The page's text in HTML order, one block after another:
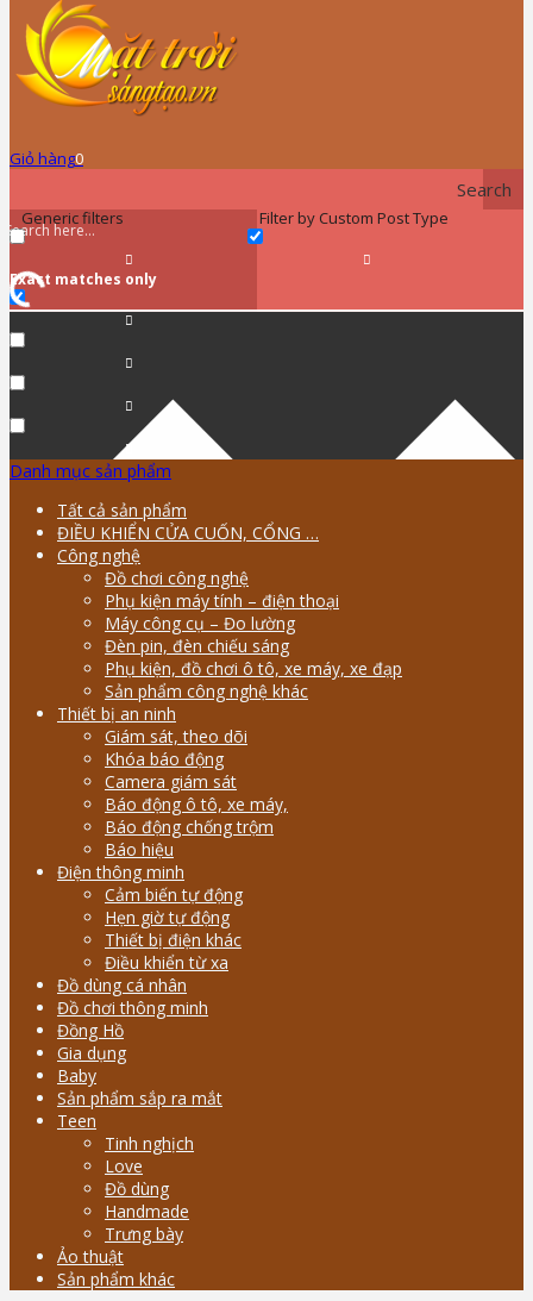
Giỏ hàng0
Search
Generic filters
Exact matches only
Filter by Custom Post Type
Danh mục sản phẩm
Tất cả sản phẩm
ĐIỀU KHIỂN CỬA CUỐN, CỔNG …
Công nghệ
Đồ chơi công nghệ
Phụ kiện máy tính – điện thoại
Máy công cụ – Đo lường
Đèn pin, đèn chiếu sáng
Phụ kiện, đồ chơi ô tô, xe máy, xe đạp
Sản phẩm công nghệ khác
Thiết bị an ninh
Giám sát, theo dõi
Khóa báo động
Camera giám sát
Báo động ô tô, xe máy,
Báo động chống trộm
Báo hiệu
Điện thông minh
Cảm biến tự động
Hẹn giờ tự động
Thiết bị điện khác
Điều khiển từ xa
Đồ dùng cá nhân
Đồ chơi thông minh
Đồng Hồ
Gia dụng
Baby
Sản phẩm sắp ra mắt
Teen
Tinh nghịch
Love
Đồ dùng
Handmade
Trưng bày
Ảo thuật
Sản phẩm khác